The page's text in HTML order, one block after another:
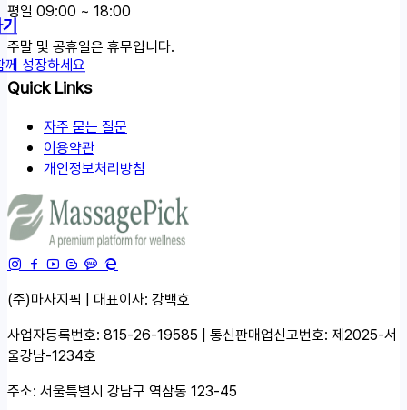
평일 09:00 ~ 18:00
주말 및 공휴일은 휴무입니다.
Quick Links
자주 묻는 질문
이용약관
개인정보처리방침
(주)마사지픽 | 대표이사: 강백호
사업자등록번호: 815-26-19585 | 통신판매업신고번호: 제2025-서
울강남-1234호
주소: 서울특별시 강남구 역삼동 123-45
성장하세요